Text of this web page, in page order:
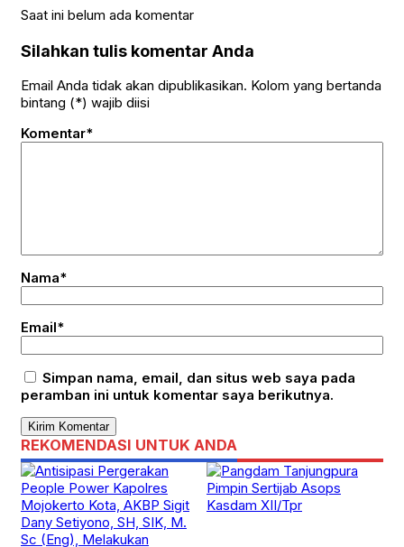
Saat ini belum ada komentar
Silahkan tulis komentar Anda
Email Anda tidak akan dipublikasikan. Kolom yang bertanda
bintang (*) wajib diisi
Komentar*
Nama*
Email*
Simpan nama, email, dan situs web saya pada
peramban ini untuk komentar saya berikutnya.
REKOMENDASI UNTUK ANDA